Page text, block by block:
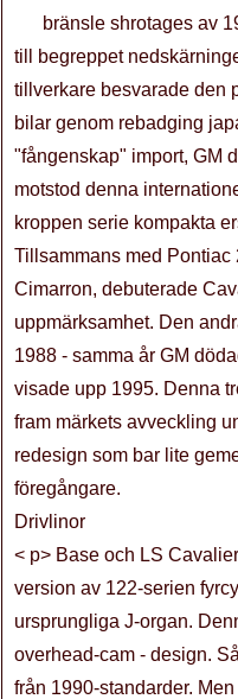
bränsle shrotages av
till begreppet
tillverkare besvarade den
bilar genom rebadging
"fångenskap" import, GM
motstod denna
kroppen serie kompakta
Tillsammans med
Cimarron, debuterade
uppmärksamhet. Den
1988 - samma år GM
visade upp 1995. Denna
fram märkets avveckling
redesign som bar lite
föregångare.
Drivlinor
< p> Base och LS
version av 122-serien
ursprungliga J-organ.
overhead-cam - design.
från 1990-standarder.